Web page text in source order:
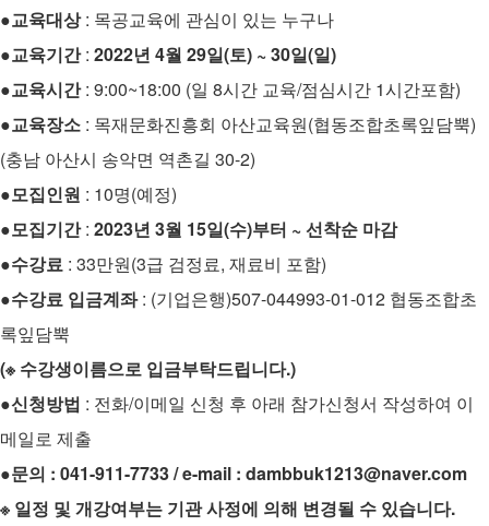
●교육대상: 목공교육에 관심이 있는 누구나
●교육기간: 2022년 4월 29일(토) ~ 30일(일)
●교육시간: 9:00~18:00 (일 8시간 교육/점심시간 1시간포함)
●교육장소 : 목재문화진흥회 아산교육원(협동조합초록잎담뿍)
(충남 아산시 송악면 역촌길 30-2)
●모집인원 : 10명(예정)
●모집기간: 2023년 3월 15일(수)부터 ~ 선착순 마감
●수강료 : 33만원(3급 검정료, 재료비 포함)
●수강료 입금계좌: (기업은행)507-044993-01-012 협동조합초
록잎담뿍
(※ 수강생이름으로 입금부탁드립니다.)
●신청방법 : 전화/이메일 신청 후 아래 참가신청서 작성하여 이
메일로 제출
●문의 : 041-911-7733 / e-mail : dambbuk1213@naver.com
※ 일정 및 개강여부는 기관 사정에 의해 변경될 수 있습니다.